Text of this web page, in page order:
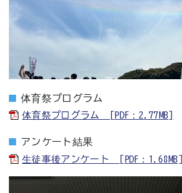
体育祭プログラム
体育祭プログラム [PDF：2.77MB]
アンケート結果
生徒事後アンケート [PDF：1.68MB]